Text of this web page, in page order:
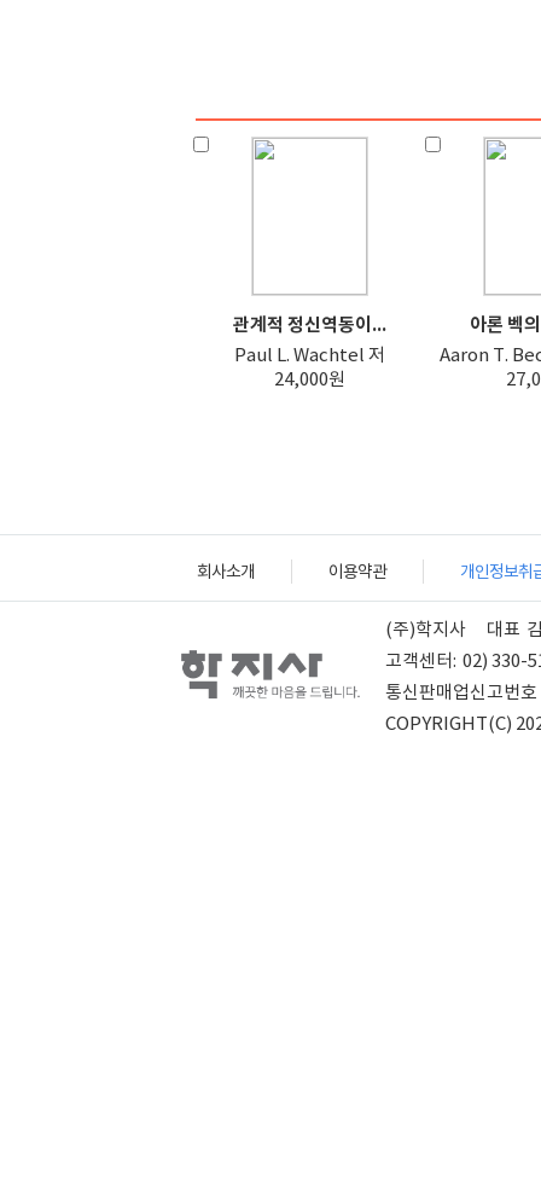
관계적 정신역동이...
Paul L. Wachtel 저
24,000원
아론 벡
Aaron T.
회사소개 이용약관 개인정보취
(주)학지사 대표
고객센터: 02) 330-
통신판매업신고번호
COPYRIGHT(C)